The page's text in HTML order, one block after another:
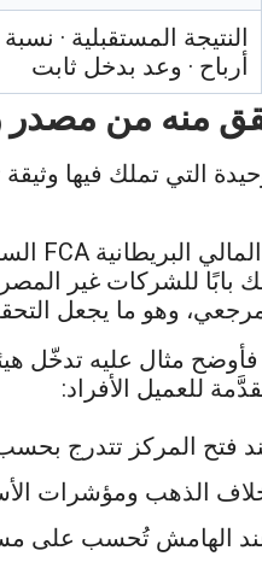
النتيجة المستقبلية ·
أرباح · وعد بدخل ثابت
منه من
التي تملك فيها
وهو ما يجعل
للعميل الأفراد:
تُحسب على مستوى الحساب،